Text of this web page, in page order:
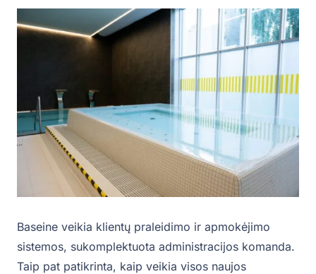
Baseine veikia klientų praleidimo ir apmokėjimo
sistemos, sukomplektuota administracijos komanda.
Taip pat patikrinta, kaip veikia visos naujos